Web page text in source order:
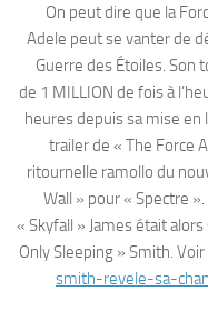
On peut dire que la
Adele peut se vanter de
Guerre des Étoiles. Son
de 1 MILLION de fois à
heures depuis sa mise en
trailer de « The Force
ritournelle ramollo du
Wall » pour « Spectre
« Skyfall » James était
Only Sleeping » Smith. Voir
smith-revele-sa-